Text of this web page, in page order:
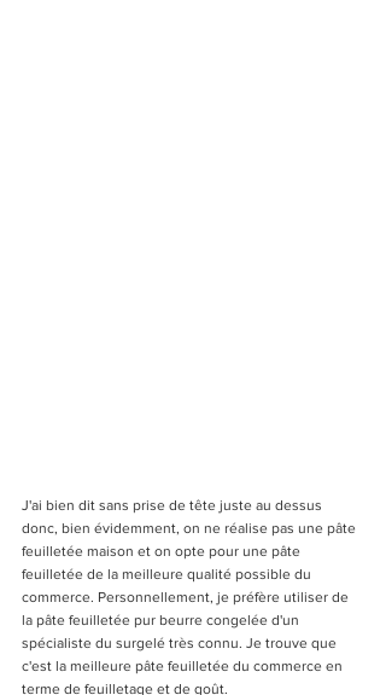
J'ai bien dit sans prise de tête juste au dessus
donc, bien évidemment, on ne réalise pas une pâte
feuilletée maison et on opte pour une pâte
feuilletée de la meilleure qualité possible du
commerce. Personnellement, je préfère utiliser de
la pâte feuilletée pur beurre congelée d'un
spécialiste du surgelé très connu. Je trouve que
c'est la meilleure pâte feuilletée du commerce en
terme de feuilletage et de goût.